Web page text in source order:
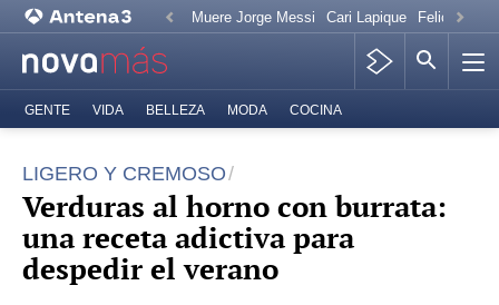
Muere Jorge Messi Cari Lapique Felicitación
GENTE VIDA BELLEZA MODA COCINA
LIGERO Y CREMOSO
Verduras al horno con burrata:
una receta adictiva para
despedir el verano